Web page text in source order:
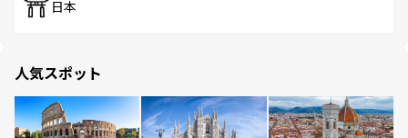
日本
人気スポット